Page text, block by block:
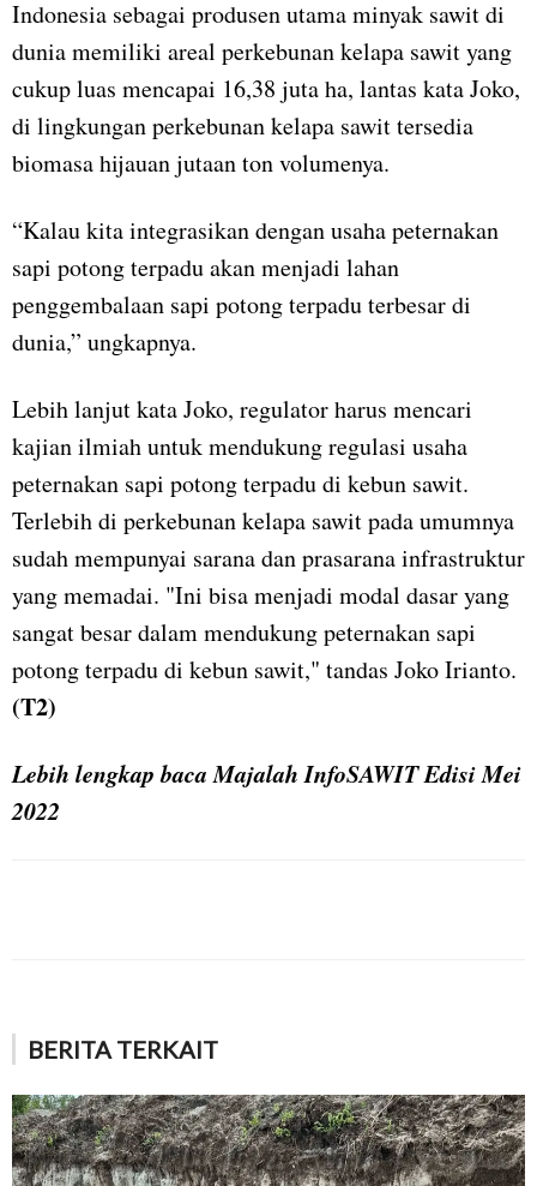
Indonesia sebagai produsen utama minyak sawit di
dunia memiliki areal perkebunan kelapa sawit yang
cukup luas mencapai 16,38 juta ha, lantas kata Joko,
di lingkungan perkebunan kelapa sawit tersedia
biomasa hijauan jutaan ton volumenya.
“Kalau kita integrasikan dengan usaha peternakan
sapi potong terpadu akan menjadi lahan
penggembalaan sapi potong terpadu terbesar di
dunia,” ungkapnya.
Lebih lanjut kata Joko, regulator harus mencari
kajian ilmiah untuk mendukung regulasi usaha
peternakan sapi potong terpadu di kebun sawit.
Terlebih di perkebunan kelapa sawit pada umumnya
sudah mempunyai sarana dan prasarana infrastruktur
yang memadai. "Ini bisa menjadi modal dasar yang
sangat besar dalam mendukung peternakan sapi
potong terpadu di kebun sawit," tandas Joko Irianto.
(T2)
Lebih lengkap baca Majalah InfoSAWIT Edisi Mei
2022
BERITA TERKAIT